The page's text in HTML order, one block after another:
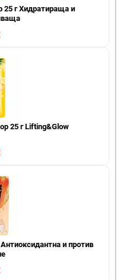
25 г Хидратираща и
25 г Lifting&Glow
и против